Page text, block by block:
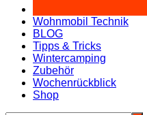
Wohnmobil Technik
BLOG
Tipps & Tricks
Wintercamping
Zubehör
Wochenrückblick
Shop